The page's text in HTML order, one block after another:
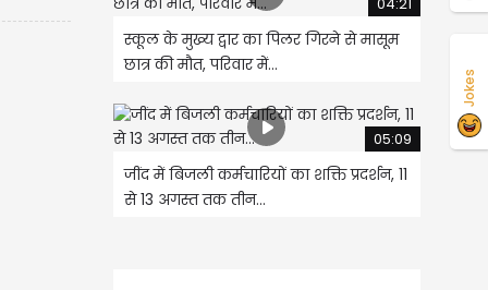
स्कूल के मुख्य द्वार का पिलर गिरने से मासूम
छात्र की मौत, परिवार में...
05:09
जींद में बिजली कर्मचारियों का शक्ति प्रदर्शन, 11
से 13 अगस्त तक तीन...
Jokes